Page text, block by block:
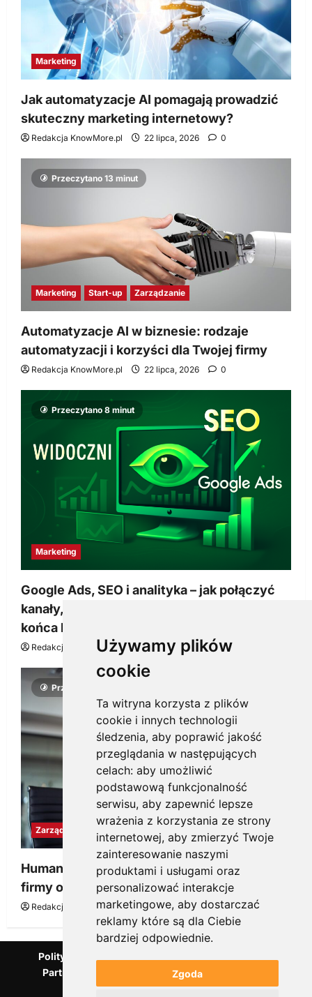
Używamy plików
cookie
Ta witryna korzysta z plików
cookie i innych technologii
śledzenia, aby poprawić jakość
przeglądania w następujących
celach: aby umożliwić
podstawową funkcjonalność
serwisu, aby zapewnić lepsze
wrażenia z korzystania ze strony
internetowej, aby zmierzyć Twoje
zainteresowanie naszymi
produktami i usługami oraz
personalizować interakcje
marketingowe, aby dostarczać
reklamy które są dla Ciebie
bardziej odpowiednie.
Zgoda
Marketing
Jak automatyzacje AI pomagają prowadzić
skuteczny marketing internetowy?
Redakcja KnowMore.pl 22 lipca, 2026 0
Przeczytano 13 minut
Marketing Start-up Zarządzanie
Automatyzacje AI w biznesie: rodzaje
automatyzacji i korzyści dla Twojej firmy
Redakcja KnowMore.pl 22 lipca, 2026 0
Przeczytano 8 minut
Marketing
Google Ads, SEO i analityka – jak połączyć
kanały, żeby reklama pracowała dłużej niż do
końca budżetu
Redakcja KnowMore.pl 20 marca, 2026 0
Przeczytano 4 minut
Zarządzanie
Human to Human (H2H) – jak tworzyć kulturę
firmy opartą na autentycznych relacjach?
Redakcja KnowMore.pl 5 marca, 2026 0
Polityka Prywatności
Partnerzy Mentora.pl
Słownik marketingowy
Blog o przedsiębiorczości